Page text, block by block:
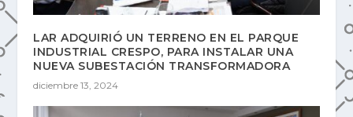
LAR ADQUIRIÓ UN TERRENO EN EL PARQUE
INDUSTRIAL CRESPO, PARA INSTALAR UNA
NUEVA SUBESTACIÓN TRANSFORMADORA
diciembre 13, 2024